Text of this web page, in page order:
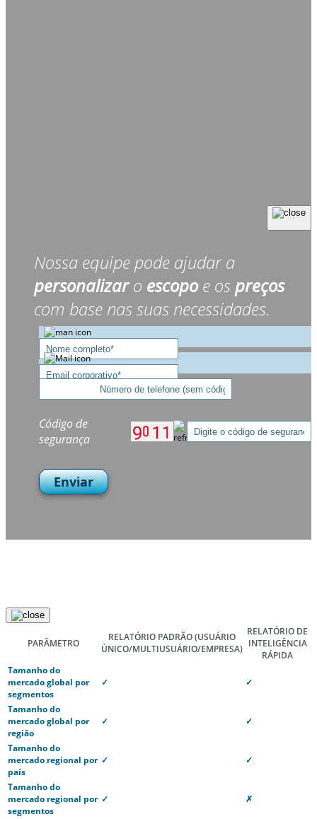
Nossa equipe pode ajudar a
personalizaro escopoe ospreços
com base nas suas necessidades.
Código de
segurança
Enviar
PARÂMETRO
RELATÓRIO PADRÃO(USUÁRIO
ÚNICO/MULTIUSUÁRIO/EMPRESA)
RELATÓRIO DE
INTELIGÊNCIA
RÁPIDA
Tamanho do
mercado global por
segmentos
✓ ✓
Tamanho do
mercado global por
região
✓ ✓
Tamanho do
mercado regional por
país
✓ ✓
Tamanho do
mercado regional por
segmentos
✓ ✗